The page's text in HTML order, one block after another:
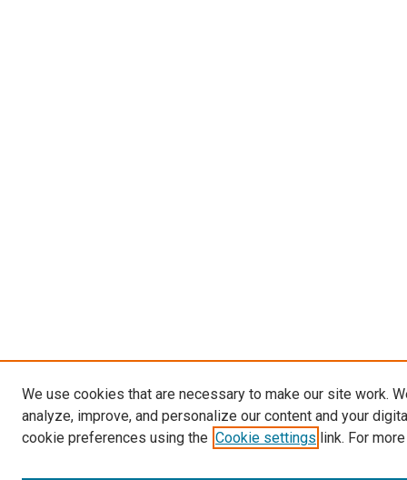
We use cookies that are necessary to make our site work.
analyze, improve, and personalize our content and your
cookie preferences using the Cookie settings link. For